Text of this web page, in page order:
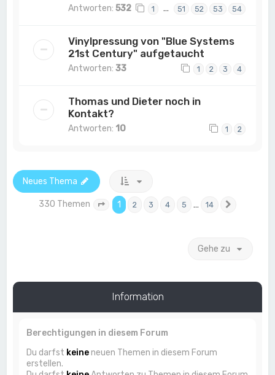
Antworten:532 1 … 51 52 53 54
Vinylpressung von "Blue Systems
21st Century" aufgetaucht
Antworten:33 1 2 3 4
Thomas und Dieter noch in
Kontakt?
Antworten: 10 1 2
Neues Thema
330 Themen Seite von14
1 2 3 4 5 … 14
Gehe zu
Information
Berechtigungen in diesem Forum
Du darfst keineneuen Themen in diesem Forum
erstellen.